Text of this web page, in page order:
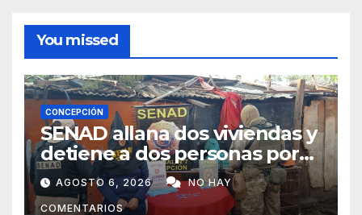
You missed
CONCEPCIÓN
SENAD allana dos viviendas y
detiene a dos personas por
presunto microtráfico en
Concepción
AGOSTO 6, 2026 NO HAY
COMENTARIOS